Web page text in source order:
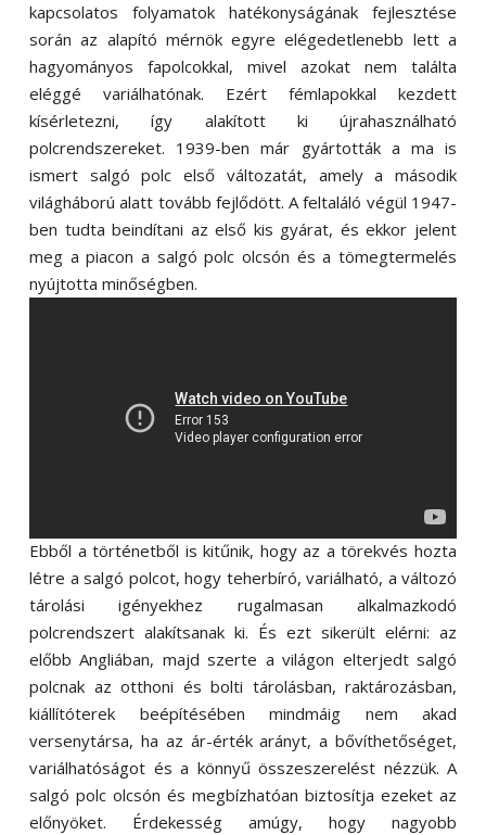
kapcsolatos folyamatok hatékonyságának fejlesztése
során az alapító mérnök egyre elégedetlenebb lett a
hagyományos fapolcokkal, mivel azokat nem találta
eléggé variálhatónak. Ezért fémlapokkal kezdett
kísérletezni, így alakított ki újrahasználható
polcrendszereket. 1939-ben már gyártották a ma is
ismert salgó polc első változatát, amely a második
világháború alatt tovább fejlődött. A feltaláló végül 1947-
ben tudta beindítani az első kis gyárat, és ekkor jelent
meg a piacon a salgó polc olcsón és a tömegtermelés
nyújtotta minőségben.
Ebből a történetből is kitűnik, hogy az a törekvés hozta
létre a salgó polcot, hogy teherbíró, variálható, a változó
tárolási igényekhez rugalmasan alkalmazkodó
polcrendszert alakítsanak ki. És ezt sikerült elérni: az
előbb Angliában, majd szerte a világon elterjedt salgó
polcnak az otthoni és bolti tárolásban, raktározásban,
kiállítóterek beépítésében mindmáig nem akad
versenytársa, ha az ár-érték arányt, a bővíthetőséget,
variálhatóságot és a könnyű összeszerelést nézzük. A
salgó polc olcsón és megbízhatóan biztosítja ezeket az
előnyöket. Érdekesség amúgy, hogy nagyobb